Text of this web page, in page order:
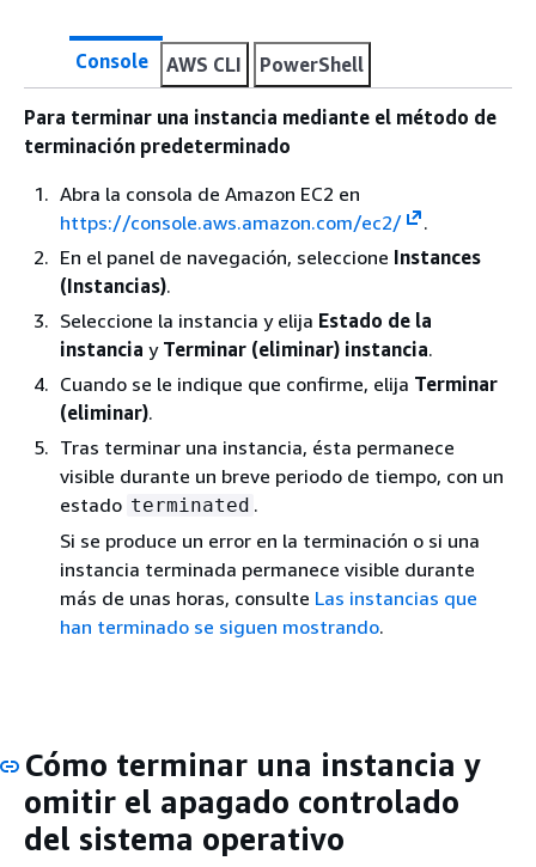
Console AWS CLI PowerShell
Para terminar una instancia mediante el método de
terminación predeterminado
Abra la consola de Amazon EC2 en
https://console.aws.amazon.com/ec2/
.
En el panel de navegación, seleccione Instances
(Instancias).
Seleccione la instancia y elija Estado de la
instancia y Terminar (eliminar) instancia.
Cuando se le indique que confirme, elija Terminar
(eliminar).
Tras terminar una instancia, ésta permanece
visible durante un breve periodo de tiempo, con un
estado terminated .
Si se produce un error en la terminación o si una
instancia terminada permanece visible durante
más de unas horas, consulte Las instancias que
han terminado se siguen mostrando.
Cómo terminar una instancia y
omitir el apagado controlado
del sistema operativo